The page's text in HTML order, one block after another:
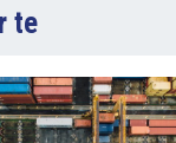
te